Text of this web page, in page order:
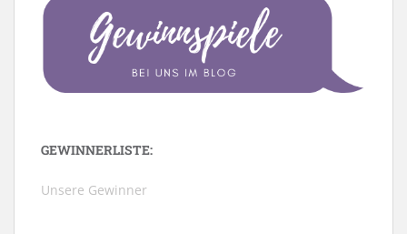
GEWINNERLISTE:
Unsere Gewinner